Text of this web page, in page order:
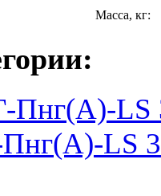
Масса, кг:
Пнг(А)-